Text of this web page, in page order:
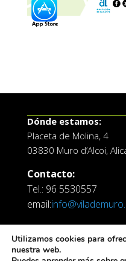
Dónde estamos:
Placeta de Molina, 4
03830 Muro d’Alcoi,
Contacto:
Tel.: 96 5530557
email:
Utilizamos cookies para
nuestra web.